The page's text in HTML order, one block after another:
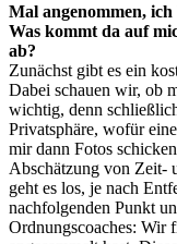
Mal angenommen,
Was kommt da auf
ab?
Zunächst gibt es ein
Dabei schauen wir, ob
wichtig, denn
Privatsphäre, wofür
mir dann Fotos
Abschätzung von Zeit-
geht es los, je nach
nachfolgenden Punkt
Ordnungscoaches: Wir